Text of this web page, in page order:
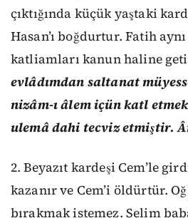
çıktığında küçük yaştaki
Hasan’ı boğdurtur. Fatih
katliamları kanun haline
evlâdımdan saltanat
nizâm-ı âlem içün katl
ulemâ dahi tecviz etmiştir.
2. Beyazıt kardeşi Cem’le
kazanır ve Cem’i öldürtür.
bırakmak istemez. Selim